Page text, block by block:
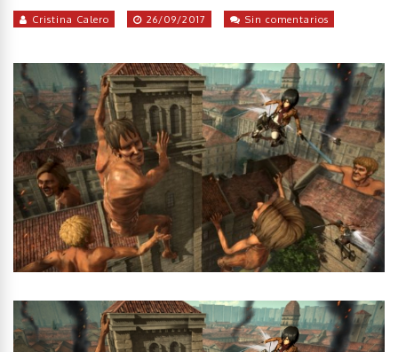
Cristina Calero 26/09/2017 Sin comentarios